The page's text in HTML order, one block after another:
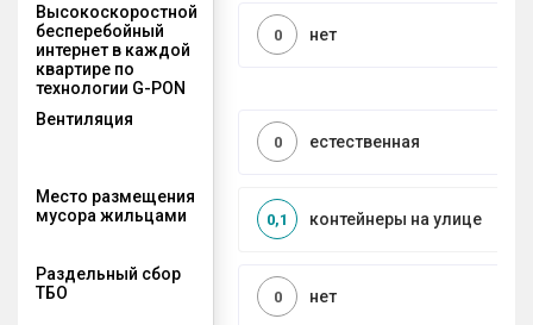
Высокоскоростной
бесперебойный
интернет в каждой
квартире по
технологии G-PON
нет
0
Вентиляция
естественная
0
Место размещения
мусора жильцами
контейнеры на улице
0,1
Раздельный сбор
ТБО
нет
0